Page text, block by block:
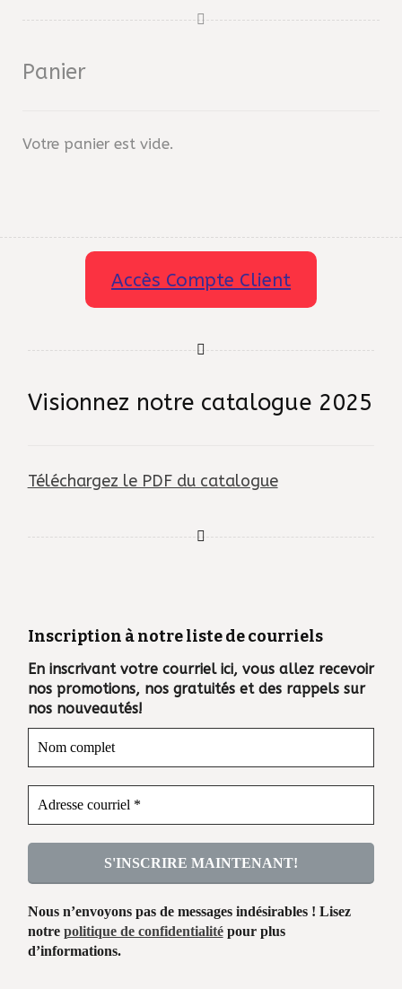
Panier
Votre panier est vide.
Accès Compte Client
Visionnez notre catalogue 2025
Téléchargez le PDF du catalogue
Inscription à notre liste de courriels
En inscrivant votre courriel ici, vous allez recevoir
nos promotions, nos gratuités et des rappels sur
nos nouveautés!
Nous n’envoyons pas de messages indésirables ! Lisez
notre politique de confidentialitépour plus
d’informations.